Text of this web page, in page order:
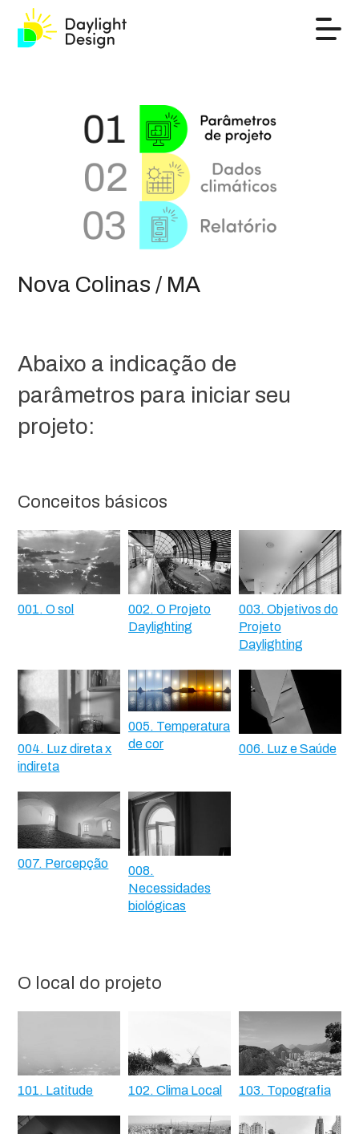
Nova Colinas / MA
Abaixo a indicação de
parâmetros para iniciar seu
projeto:
Conceitos básicos
001. O sol
002. O Projeto
Daylighting
003. Objetivos do
Projeto
Daylighting
004. Luz direta x
indireta
005. Temperatura
de cor
006. Luz e Saúde
007. Percepção
008.
Necessidades
biológicas
O local do projeto
101. Latitude 102. Clima Local 103. Topografia